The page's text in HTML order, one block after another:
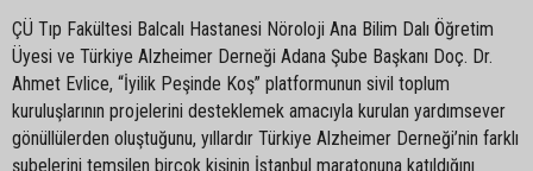
ÇÜ Tıp Fakültesi Balcalı Hastanesi Nöroloji Ana Bilim Dalı Öğretim
Üyesi ve Türkiye Alzheimer Derneği Adana Şube Başkanı Doç. Dr.
Ahmet Evlice, “İyilik Peşinde Koş” platformunun sivil toplum
kuruluşlarının projelerini desteklemek amacıyla kurulan yardımsever
gönüllülerden oluştuğunu, yıllardır Türkiye Alzheimer Derneği’nin farklı
şubelerini temsilen birçok kişinin İstanbul maratonuna katıldığını